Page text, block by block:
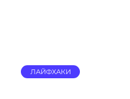
ЛАЙФХАКИ